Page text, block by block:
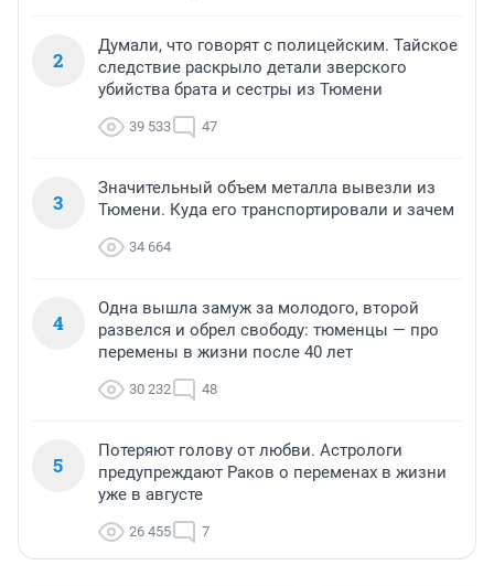
2
Думали, что говорят с полицейским. Тайское
следствие раскрыло детали зверского
убийства брата и сестры из Тюмени
39 533 47
3
Значительный объем металла вывезли из
Тюмени. Куда его транспортировали и зачем
34 664
4
Одна вышла замуж за молодого, второй
развелся и обрел свободу: тюменцы — про
перемены в жизни после 40 лет
30 232 48
5
Потеряют голову от любви. Астрологи
предупреждают Раков о переменах в жизни
уже в августе
26 455 7